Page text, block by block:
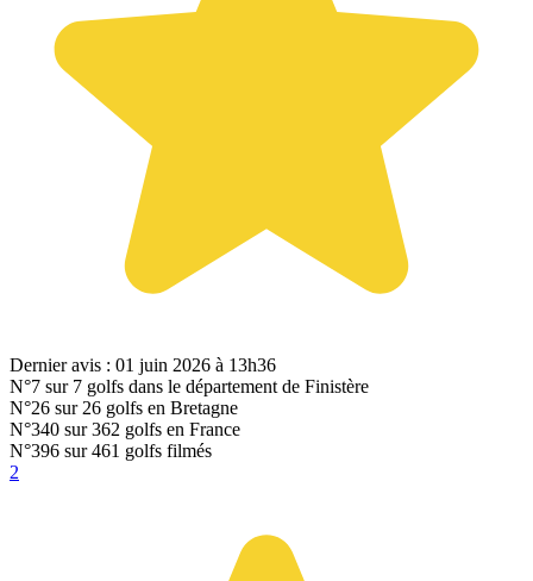
Dernier avis : 01 juin 2026 à 13h36
N°7 sur 7 golfs dans le département de Finistère
N°26 sur 26 golfs en Bretagne
N°340 sur 362 golfs en France
N°396 sur 461 golfs filmés
2